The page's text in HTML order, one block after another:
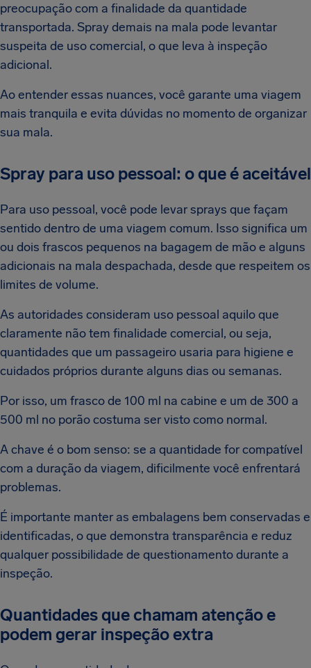
preocupação com a finalidade da quantidade
transportada. Spray demais na mala pode levantar
suspeita de uso comercial, o que leva à inspeção
adicional.
Ao entender essas nuances, você garante uma viagem
mais tranquila e evita dúvidas no momento de organizar
sua mala.
Spray para uso pessoal: o que é aceitável
Para uso pessoal, você pode levar sprays que façam
sentido dentro de uma viagem comum. Isso significa um
ou dois frascos pequenos na bagagem de mão e alguns
adicionais na mala despachada, desde que respeitem os
limites de volume.
As autoridades consideram uso pessoal aquilo que
claramente não tem finalidade comercial, ou seja,
quantidades que um passageiro usaria para higiene e
cuidados próprios durante alguns dias ou semanas.
Por isso, um frasco de 100 ml na cabine e um de 300 a
500 ml no porão costuma ser visto como normal.
A chave é o bom senso: se a quantidade for compatível
com a duração da viagem, dificilmente você enfrentará
problemas.
É importante manter as embalagens bem conservadas e
identificadas, o que demonstra transparência e reduz
qualquer possibilidade de questionamento durante a
inspeção.
Quantidades que chamam atenção e
podem gerar inspeção extra